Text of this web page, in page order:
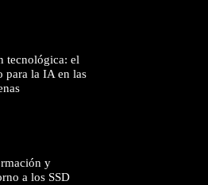
tecnológica: el
para la IA en las
y
a los SSD